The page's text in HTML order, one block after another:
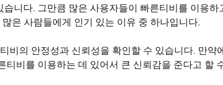
니다. 그만큼 많은 사용자들이 빠른티비를 이용하
은 사람들에게 인기 있는 이유 중 하나입니다.
비의 안정성과 신뢰성을 확인할 수 있습니다. 만약
비를 이용하는 데 있어서 큰 신뢰감을 준다고 할